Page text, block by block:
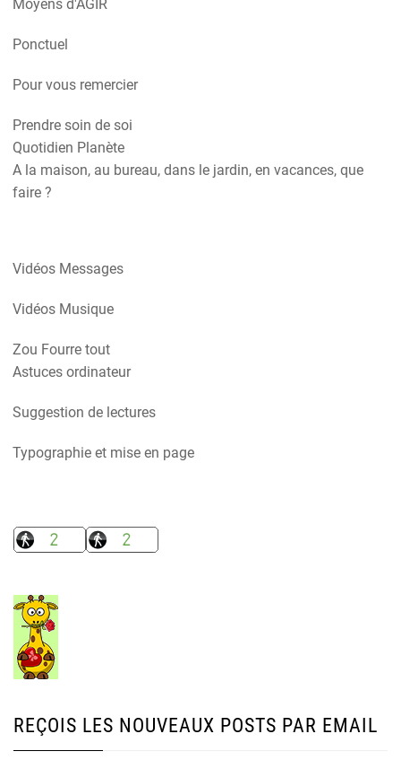
Moyens d'AGIR
Ponctuel
Pour vous remercier
Prendre soin de soi
Quotidien Planète
A la maison, au bureau, dans le jardin, en vacances, que
faire ?
Vidéos Messages
Vidéos Musique
Zou Fourre tout
Astuces ordinateur
Suggestion de lectures
Typographie et mise en page
REÇOIS LES NOUVEAUX POSTS PAR EMAIL